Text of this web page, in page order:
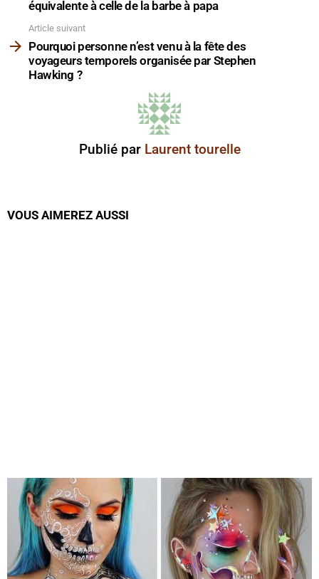
équivalente à celle de la barbe à papa
Article suivant
Pourquoi personne n’est venu à la fête des
voyageurs temporels organisée par Stephen
Hawking ?
Publié par Laurent tourelle
VOUS AIMEREZ AUSSI